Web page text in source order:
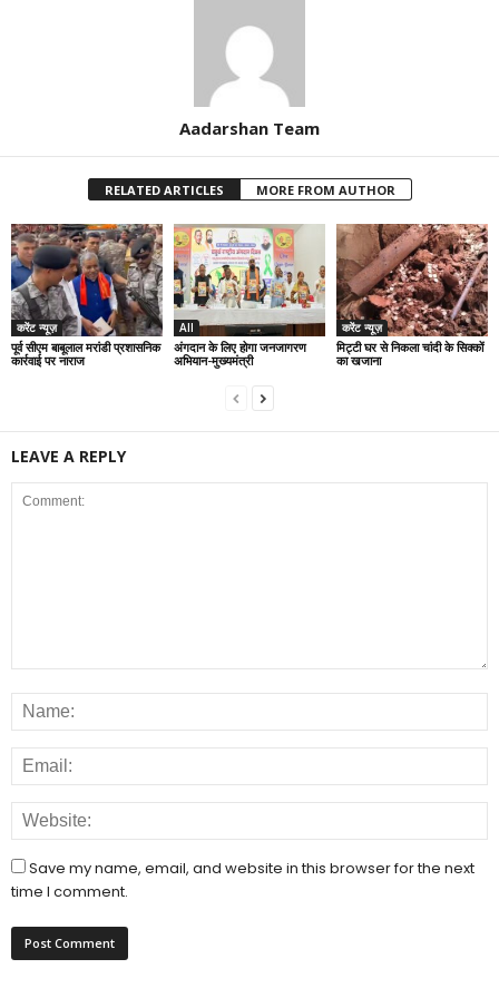
Aadarshan Team
RELATED ARTICLES MORE FROM AUTHOR
करेंट न्यूज़
पूर्व सीएम बाबूलाल मरांडी प्रशासनिक
कार्रवाई पर नाराज
All
अंगदान के लिए होगा जनजागरण
अभियान-मुख्यमंत्री
करेंट न्यूज़
मिट्टी घर से निकला चांदी के सिक्कों
का खजाना
LEAVE A REPLY
Save my name, email, and website in this browser for the next
time I comment.